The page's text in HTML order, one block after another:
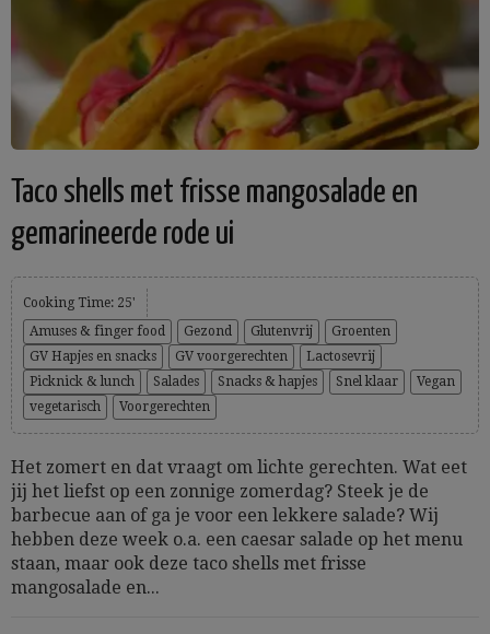
Taco shells met frisse mangosalade en
gemarineerde rode ui
Cooking Time: 25'
Amuses & finger food
Gezond Glutenvrij
Groenten
GV Hapjes en snacks
GV voorgerechten
Lactosevrij
Picknick & lunch
Salades Snacks & hapjes Snel klaar
Vegan
vegetarisch
Voorgerechten
Het zomert en dat vraagt om lichte gerechten. Wat eet
jij het liefst op een zonnige zomerdag? Steek je de
barbecue aan of ga je voor een lekkere salade? Wij
hebben deze week o.a. een caesar salade op het menu
staan, maar ook deze taco shells met frisse
mangosalade en...